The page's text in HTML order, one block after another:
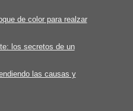
de color para realzar
los secretos de un
las causas y